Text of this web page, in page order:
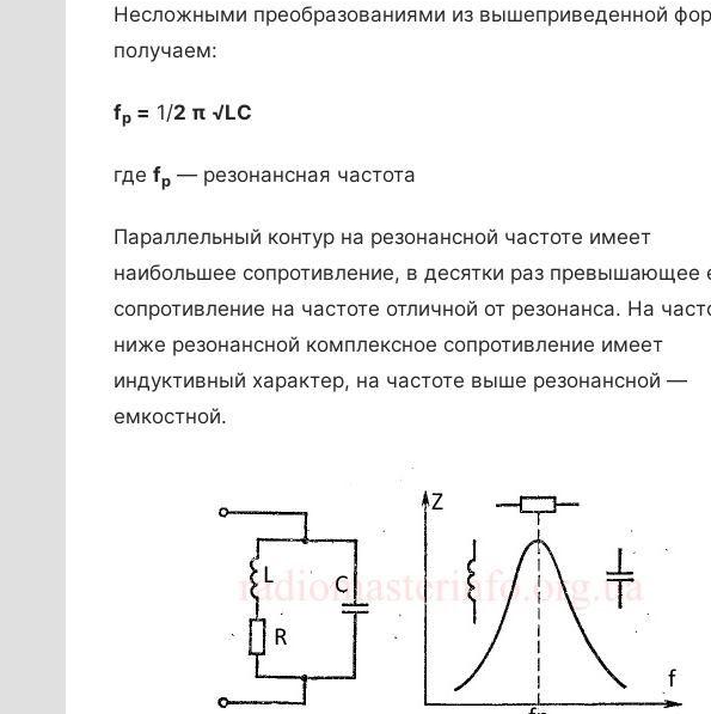
Несложными преобразованиями из вышеприведенной
получаем:
fp = 1/2 π √LC
где fp — резонансная частота
Параллельный контур на резонансной частоте имеет
наибольшее сопротивление, в десятки раз превышающее
сопротивление на частоте отличной от резонанса. На
ниже резонансной комплексное сопротивление имеет
индуктивный характер, на частоте выше резонансной —
емкостной.